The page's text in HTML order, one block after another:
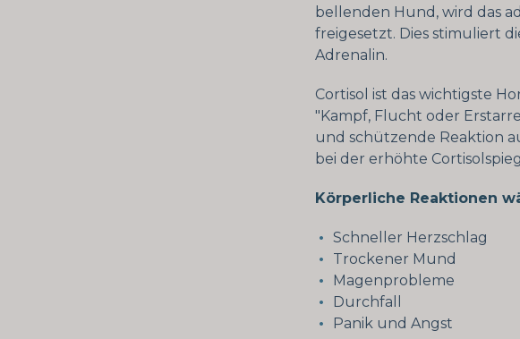
bellenden Hund, wird das
freigesetzt. Dies stimuliert
Adrenalin.
Cortisol ist das wichtigste
"Kampf, Flucht oder
und schützende Reaktion
bei der erhöhte
Körperliche Reaktionen
Schneller Herzschlag
Trockener Mund
Magenprobleme
Durchfall
Panik und Angst